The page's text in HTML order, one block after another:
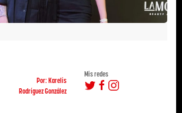
Por: Karelis
Rodríguez González
Mis redes